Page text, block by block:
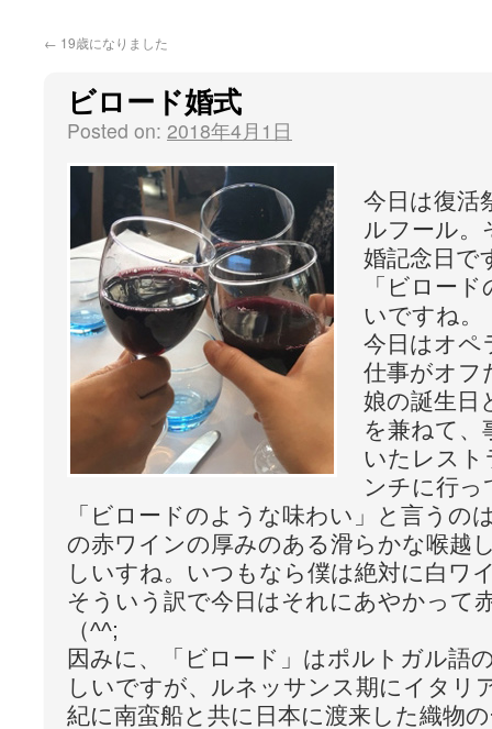
← 19歳になりました
ビロード婚式
Posted on: 2018年4月1日
今日は復活
ルフール。
婚記念日で
「ビロー
いですね。
今日はオペ
仕事がオフ
娘の誕生日
を兼ねて、
いたレスト
ンチに行っ
「ビロードのような味わい」と言うの
の赤ワインの厚みのある滑らかな喉越
しいすね。いつもなら僕は絶対に白ワ
そういう訳で今日はそれにあやかって
（^^;
因みに、「ビロード」はポルトガル語
しいですが、ルネッサンス期にイタリ
紀に南蛮船と共に日本に渡来した織物